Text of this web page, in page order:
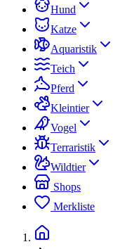
Hund
Katze
Aquaristik
Teich
Pferd
Kleintier
Vogel
Terraristik
Wildtier
Shops
Merkliste